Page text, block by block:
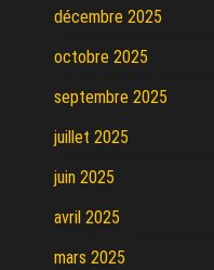
décembre 2025
octobre 2025
septembre 2025
juillet 2025
juin 2025
avril 2025
mars 2025